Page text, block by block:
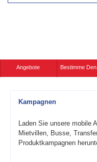
Angebote Bestimme
Kampagnen
Laden Sie unsere mobile
Mietvillen, Busse,
Produktkampagnen